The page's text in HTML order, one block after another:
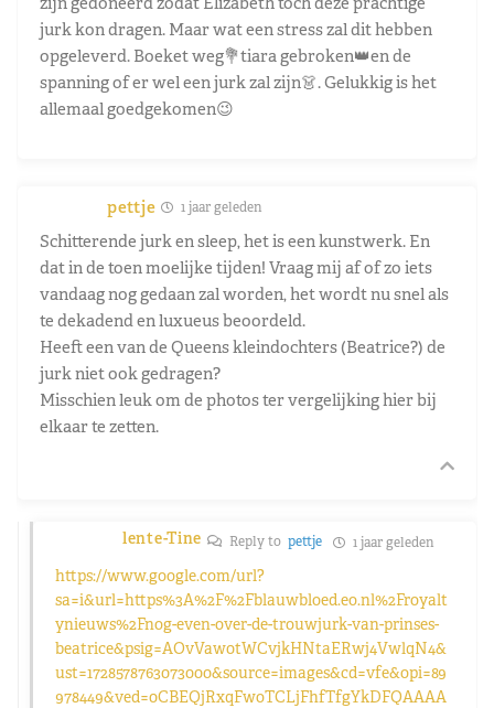
jurk kon dragen. Maar wat een stress zal dit hebben
opgeleverd. Boeket weg💐tiara gebroken👑en de
spanning of er wel een jurk zal zijn👗. Gelukkig is het
allemaal goedgekomen😉
pettje 1 jaar geleden
Schitterende jurk en sleep, het is een kunstwerk. En
dat in de toen moelijke tijden! Vraag mij af of zo iets
vandaag nog gedaan zal worden, het wordt nu snel als
te dekadend en luxueus beoordeld.
Heeft een van de Queens kleindochters (Beatrice?) de
jurk niet ook gedragen?
Misschien leuk om de photos ter vergelijking hier bij
elkaar te zetten.
lente-Tine Reply to pettje 1 jaar geleden
https://www.google.com/url?
sa=i&url=https%3A%2F%2Fblauwbloed.eo.nl%2Froyalt
ynieuws%2Fnog-even-over-de-trouwjurk-van-prinses-
beatrice&psig=AOvVaw0tWCvjkHNtaERwj4VwlqN4&
ust=1728578763073000&source=images&cd=vfe&opi=89
978449&ved=0CBEQjRxqFwoTCLjFhfTfgYkDFQAAAA